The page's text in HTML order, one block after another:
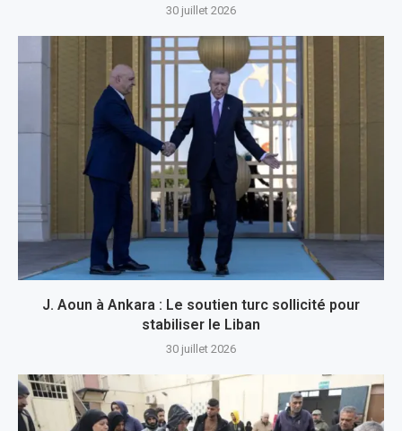
30 juillet 2026
J. Aoun à Ankara : Le soutien turc sollicité pour
stabiliser le Liban
30 juillet 2026